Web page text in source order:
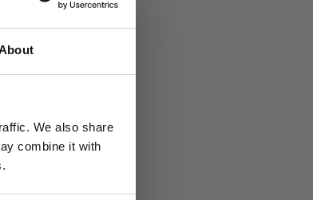
We also share
combine it with